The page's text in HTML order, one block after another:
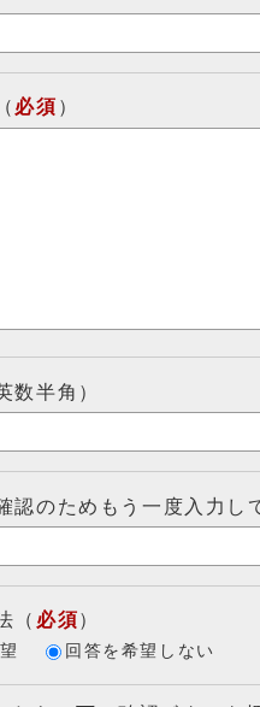
（ 必須 ）
数半角）
認のためもう一度入力し
（ 必須）
回答を希望しない